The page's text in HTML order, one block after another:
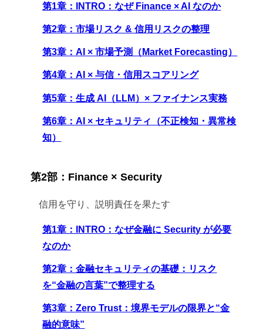
第1章：INTRO：なぜ Finance × AI なのか
第2章：市場リスク & 信用リスクの整理
第3章：AI × 市場予測（Market Forecasting）
第4章：AI × 与信・信用スコアリング
第5章：生成 AI（LLM）× ファイナンス実務
第6章：AI × セキュリティ（不正検知・異常検
知）
第2部：Finance × Security
信用を守り、説明責任を果たす
第1章：INTRO：なぜ金融に Security が必要
なのか
第2章：金融セキュリティの基礎：リスク
を“金融の言葉”で整理する
第3章：Zero Trust：境界モデルの限界と“金
融的意味”